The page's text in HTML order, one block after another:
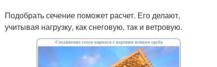
Подобрать сечение поможет расчет. Его делают,
учитывая нагрузку, как снеговую, так и ветровую.